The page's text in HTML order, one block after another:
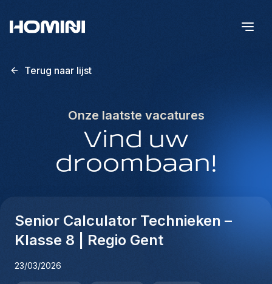
Terug naar lijst
Onze laatste vacatures
Vind uw
droombaan!
Senior Calculator Technieken –
Klasse 8 | Regio Gent
23/03/2026